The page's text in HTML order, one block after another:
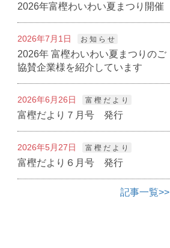
2026年富樫わいわい夏まつり開催
2026年7月1日 お 知 ら せ
2026年 富樫わいわい夏まつりのご
協賛企業様を紹介しています
2026年6月26日 富 樫 だ よ り
富樫だより７月号 発行
2026年5月27日 富 樫 だ よ り
富樫だより６月号 発行
記事一覧>>